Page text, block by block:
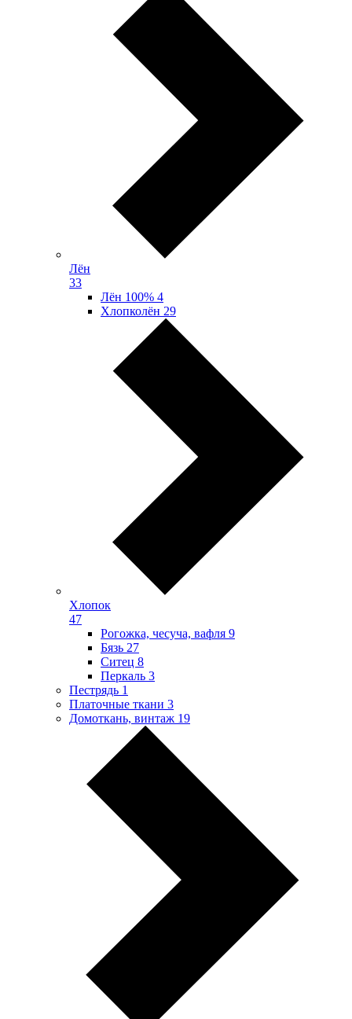
Лён
33
Лён 100% 4
Хлопколён 29
Хлопок
47
Рогожка, чесуча, вафля 9
Бязь 27
Ситец 8
Перкаль 3
Пестрядь 1
Платочные ткани 3
Домоткань, винтаж 19